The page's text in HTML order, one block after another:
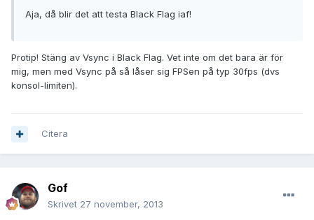
Aja, då blir det att testa Black Flag iaf!
Protip! Stäng av Vsync i Black Flag. Vet inte om det bara är för
mig, men med Vsync på så låser sig FPSen på typ 30fps (dvs
konsol-limiten).
Citera
Gof
Skrivet 27 november, 2013